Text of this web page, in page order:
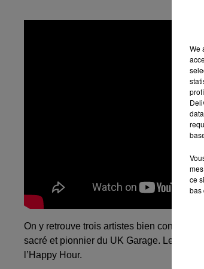
On y retrouve trois artistes bien connus
sacré et pionnier du UK Garage. Le
l’Happy Hour.
We
ce
bas